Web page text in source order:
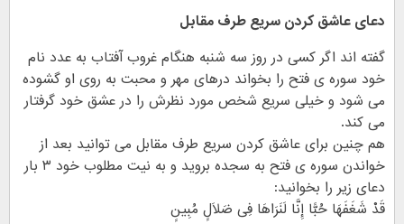
دعای عاشق کردن سریع طرف مقابل
گفته اند اگر کسی در روز سه شنبه هنگام غروب آفتاب به عدد نام
خود سوره ی فتح را بخواند درهای مهر و محبت به روی او گشوده
می شود و خیلی سریع شخص مورد نظرش را در عشق خود گرفتار
می کند.
هم چنین برای عاشق کردن سریع طرف مقابل می توانید بعد از
خواندن سوره ی فتح به سجده بروید و به نیت مطلوب خود ۳ بار
دعای زیر را بخوانید:
قَدْ شَغَفَهَا حُبًّا إِنَّا لَنَرَاهَا فِی ضَلَالٍ مُبِینٍ